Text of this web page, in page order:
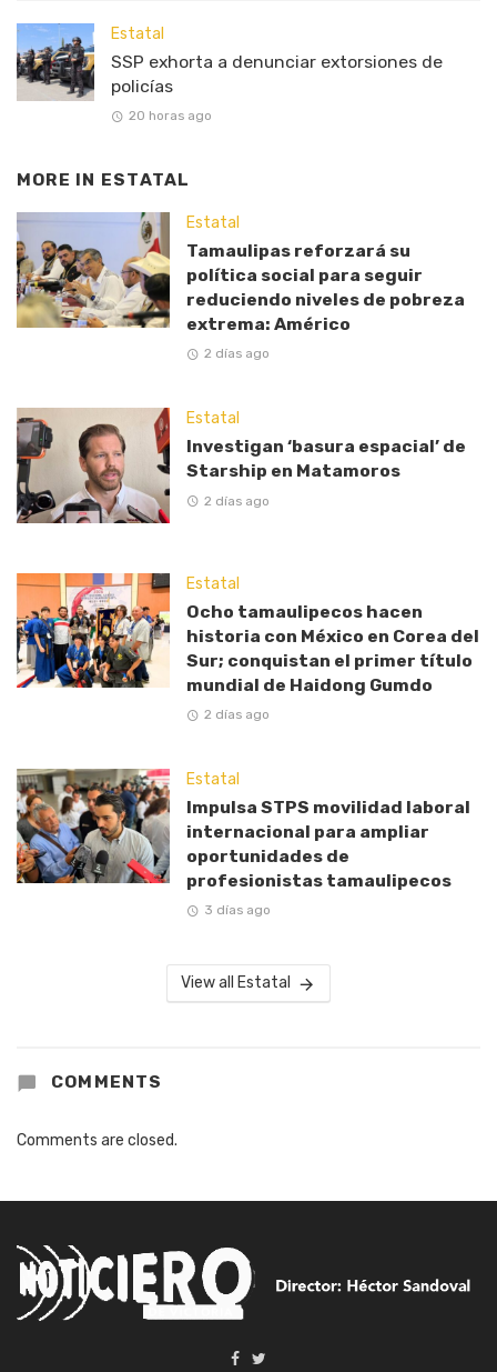
Estatal
SSP exhorta a denunciar extorsiones de
policías
20 horas ago
MORE IN ESTATAL
Estatal
Tamaulipas reforzará su
política social para seguir
reduciendo niveles de pobreza
extrema: Américo
2 días ago
Estatal
Investigan ‘basura espacial’ de
Starship en Matamoros
2 días ago
Estatal
Ocho tamaulipecos hacen
historia con México en Corea del
Sur; conquistan el primer título
mundial de Haidong Gumdo
2 días ago
Estatal
Impulsa STPS movilidad laboral
internacional para ampliar
oportunidades de
profesionistas tamaulipecos
3 días ago
View all Estatal
COMMENTS
Comments are closed.